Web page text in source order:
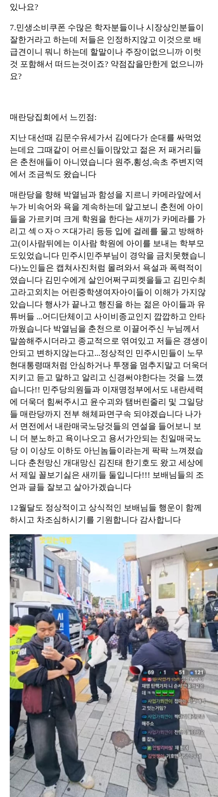
있나요?
7.민생소비쿠폰 수많은 학자분들이나 시장상인분들이
잘한거라고 하는데 저들은 인정하지않고 이것으로 배
급견이니 뭐니 하는데 할말이나 주장이없으니까 이럿
것 포함해서 떠드는것이죠? 약점잡을만한게 없으니까
요?
매란당집회에서 느낀점:
지난 대선때 김문수유세가서 김에다가 순대를 싸먹었
는데요 그때같이 어르신들이많았고 젊은 저 패거리들
은 춘천애들이 아니였습니다 원주,횡성,속초 주변지역
에서 조금씩도 왔습니다
매란당을 향해 박열님과 함성을 지르니 카메라앞에서
누가 비속어와 욕을 계속하는데 알고보니 춘천에 아이
들을 가르키며 크게 학원을 한다는 새끼가 카메라를 가
리고 섹ㅇ자ㅇㅈ대가리 등등 입에 걸레를 물고 방해하
고(이사람뒤에는 이사람 학원에 아이를 보내는 학부모
도있었습니다 민주시민주부님이 경악을 금치못했습니
다)노인들은 캡쳐사진처럼 몰려와서 욕설과 폭력적이
였습니다 김민수에게 살인어쩌구피켓을들고 김민수최
고라고외치는 어린중학생여자아이들이 이해가 가지않
았습니다 행사가 끝나고 행진을 하는 젊은 아이들과 유
튜버들 ...어디단체이고 사이비종교인지 깝깝하고 안타
까웠습니다 박열님을 춘천으로 이끌어주신 누님께서
말씀해주시더라고 종교적으로 엮여있고 저들은 갱생이
안되고 변하지않는다고...정상적인 민주시민들이 노무
현대통령때처럼 안심하거나 투쟁을 멈추지말고 더욱더
지키고 듣고 말하고 알리고 신경써야한다는 것을 느꼈
습니다!! 민주당의원들과 이재명정부에서도 내란세력
에 더욱더 힘써주시고 윤수괴와 탬버린줄리 및 그일당
들 매란당까지 전부 해체파면구속 되야겠습니다 나가
서 면전에서 내란매국노당것들의 연설을 들어보니 보
니 더 분노하고 욕이나오고 용서가안되는 친일매국노
당 이 이상도 이하도 아닌놈들이라는게 팍팍 느껴졌습
니다 춘천망신 개대망신 김진태 한기호도 왔고 세상에
서 제일 꼴보기싫은 새끼들 둘입니다!!! 보배님들의 조
언과 글들 잘보고 살아가겠습니다
12월달도 정상적이고 상식적인 보배님들 행운이 함께
하시고 차조심하시기를 기원합니다 감사합니다